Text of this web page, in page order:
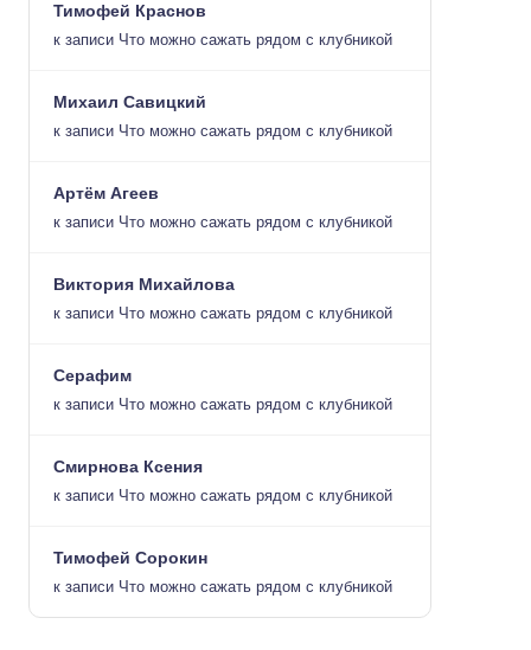
Тимофей Краснов
к записи Что можно сажать рядом с клубникой
Михаил Савицкий
к записи Что можно сажать рядом с клубникой
Артём Агеев
к записи Что можно сажать рядом с клубникой
Виктория Михайлова
к записи Что можно сажать рядом с клубникой
Серафим
к записи Что можно сажать рядом с клубникой
Смирнова Ксения
к записи Что можно сажать рядом с клубникой
Тимофей Сорокин
к записи Что можно сажать рядом с клубникой